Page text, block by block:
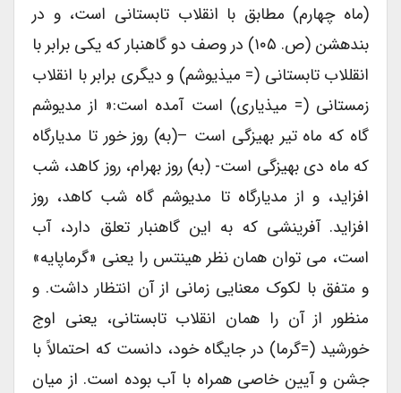
(ماه چهارم) مطابق با انقلاب تابستانی است، و در
بندهشن (ص. ۱۰۵) در وصف دو گاهنبار که یکی برابر با
انقللاب تابستانی (= میذیوشم) و دیگری برابر با انقلاب
زمستانی (= میذیاری) است آمده است:« از مدیوشم
گاه که ماه تیر بهیزگی است –(به) روز خور تا مدیارگاه
که ماه دی بهیزگی است- (به) روز بهرام، روز کاهد، شب
افزاید، و از مدیارگاه تا مدیوشم گاه شب کاهد، روز
افزاید. آفرینشی که به این گاهنبار تعلق دارد، آب
است، می توان همان نظر هینتس را یعنی «گرماپایه»
و متفق با لکوک معنایی زمانی از آن انتظار داشت. و
منظور از آن را همان انقلاب تابستانی، یعنی اوج
خورشید (=گرما) در جایگاه خود، دانست که احتمالاً با
جشن و آیین خاصی همراه با آب بوده است. از میان